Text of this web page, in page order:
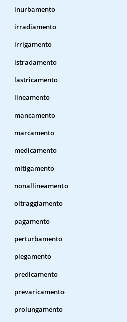
inurbamento
irradiamento
irrigamento
istradamento
lastricamento
lineamento
mancamento
marcamento
medicamento
mitigamento
nonallineamento
oltraggiamento
pagamento
perturbamento
piegamento
predicamento
prevaricamento
prolungamento